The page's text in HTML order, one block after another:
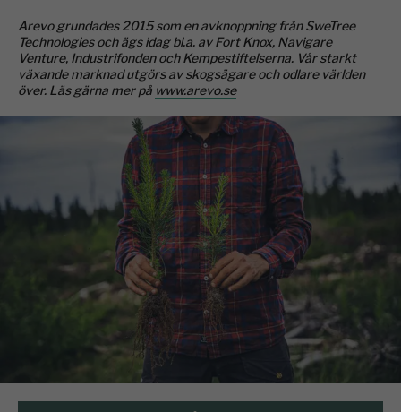
Arevo grundades 2015 som en avknoppning från SweTree
Technologies och ägs idag bl.a. av Fort Knox, Navigare
Venture, Industrifonden och Kempestiftelserna. Vår starkt
växande marknad utgörs av skogsägare och odlare världen
över. Läs gärna mer på www.arevo.se